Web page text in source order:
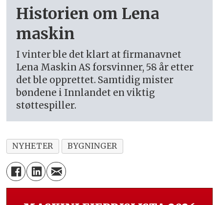
Historien om Lena
maskin
I vinter ble det klart at firmanavnet
Lena Maskin AS forsvinner, 58 år etter
det ble opprettet. Samtidig mister
bøndene i Innlandet en viktig
støttespiller.
NYHETER BYGNINGER